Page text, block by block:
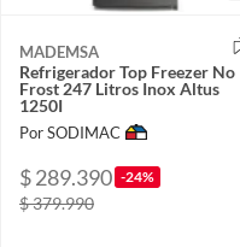
MADEMSA
Refrigerador Top Freezer No
Frost 247 Litros Inox Altus
1250I
Por SODIMAC
$ 289.390 -24%
$ 379.990